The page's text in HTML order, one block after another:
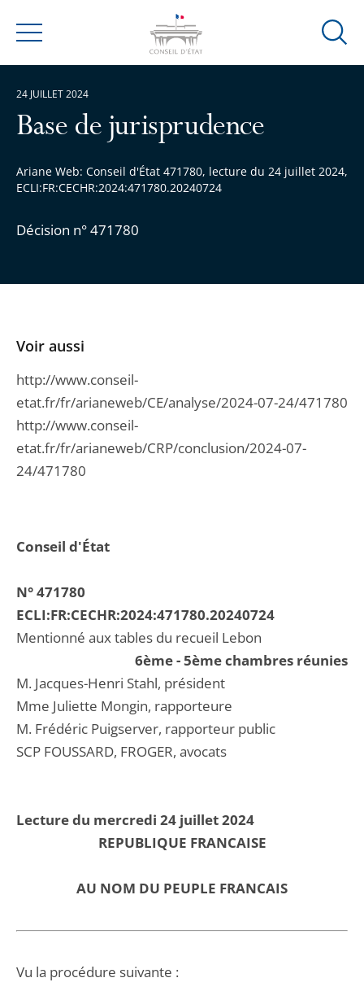
Menu
Ouvrir
Base de jurisprudence
Ariane Web: Conseil d'État 471780, lecture du 24 juillet 2024,
ECLI:FR:CECHR:2024:471780.20240724
Décision n° 471780
24 JUILLET 2024
Conseil d'État
N° 471780
ECLI:FR:CECHR:2024:471780.20240724
Mentionné aux tables du recueil Lebon
6ème - 5ème chambres réunies
M. Jacques-Henri Stahl, président
Mme Juliette Mongin, rapporteure
M. Frédéric Puigserver, rapporteur public
SCP FOUSSARD, FROGER, avocats
Lecture du mercredi 24 juillet 2024
REPUBLIQUE FRANCAISE
AU NOM DU PEUPLE FRANCAIS
Vu la procédure suivante :
Voir aussi
http://www.conseil-
etat.fr/fr/arianeweb/CE/analyse/2024-07-24/471780
http://www.conseil-
etat.fr/fr/arianeweb/CRP/conclusion/2024-07-
24/471780